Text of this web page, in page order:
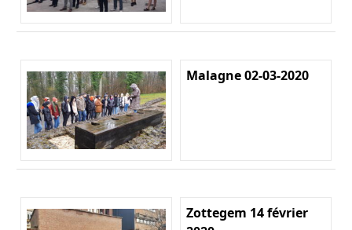
Malagne 02-03-2020
Zottegem 14 février